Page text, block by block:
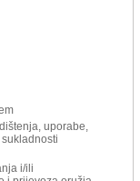
uporabe,
i/ili